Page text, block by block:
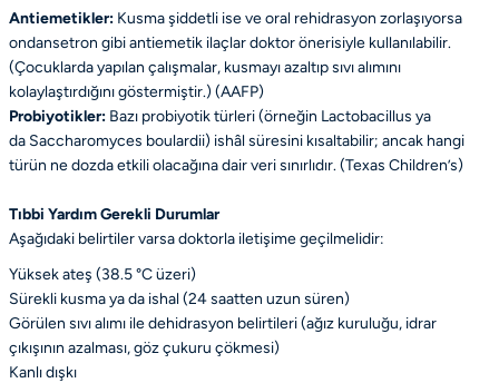
Antiemetikler: Kusma şiddetli ise ve oral rehidrasyon zorlaşıyorsa
ondansetron gibi antiemetik ilaçlar doktor önerisiyle kullanılabilir.
(Çocuklarda yapılan çalışmalar, kusmayı azaltıp sıvı alımını
kolaylaştırdığını göstermiştir.) (AAFP)
Probiyotikler: Bazı probiyotik türleri (örneğin Lactobacillus ya
da Saccharomyces boulardii) ishâl süresini kısaltabilir; ancak hangi
türün ne dozda etkili olacağına dair veri sınırlıdır. (Texas Children’s)
Tıbbi Yardım Gerekli Durumlar
Aşağıdaki belirtiler varsa doktorla iletişime geçilmelidir:
Yüksek ateş (38.5 °C üzeri)
Sürekli kusma ya da ishal (24 saatten uzun süren)
Görülen sıvı alımı ile dehidrasyon belirtileri (ağız kuruluğu, idrar
çıkışının azalması, göz çukuru çökmesi)
Kanlı dışkı